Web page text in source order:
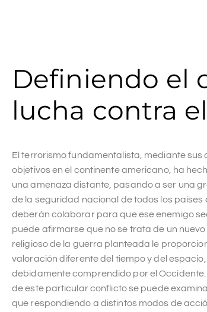
Definiendo el
lucha contra
El terrorismo fundamentalista, mediante
objetivos en el continente americano, ha
una amenaza distante, pasando a ser una
de la seguridad nacional de todos los países
deberán colaborar para que ese enemigo
puede afirmarse que no se trata de un
religioso de la guerra planteada le
valoración diferente del tiempo y del espacio,
debidamente comprendido por el
de este particular conflicto se puede
que respondiendo a distintos modos de